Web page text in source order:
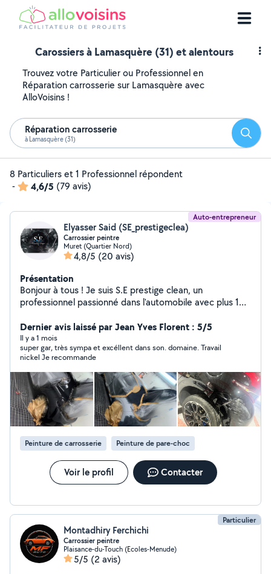
Carossiers à Lamasquère (31) et alentours
Trouvez votre Particulier ou Professionnel en
Réparation carrosserie sur Lamasquère avec
AlloVoisins !
Réparation carrosserie
à Lamasquère (31)
8 Particuliers et 1 Professionnel répondent
-
4,6/5 (79 avis)
Auto-entrepreneur
Elyasser Said (SE_prestigeclea)
Carrossier peintre
Muret (Quartier Nord)
4,8/5 (20 avis)
Présentation
Bonjour à tous ! Je suis S.E prestige clean, un
professionnel passionné dans l'automobile avec plus 10
propose des services de nettoyage, l'entretien des
véhicules et des espaces de vie. Je mets un point
d'honneur à offrir un service de qualité, alliant efficacité
et respect de l'environnement. N'hésitez pas à me
contacter pour un devis gratuit ou pour toute question.
Je serai ravi de vous aider
Dernier avis laissé par Jean Yves Florent : 5/5
Il y a 1 mois
super gar, très sympa et excéllent dans son. domaine. Travail
nickel Je recommande
Peinture de carrosserie Peinture de pare-choc
Voir le profil Contacter
Particulier
Montadhiry Ferchichi
Carrossier peintre
Plaisance-du-Touch (Ecoles-Menude)
5/5 (2 avis)